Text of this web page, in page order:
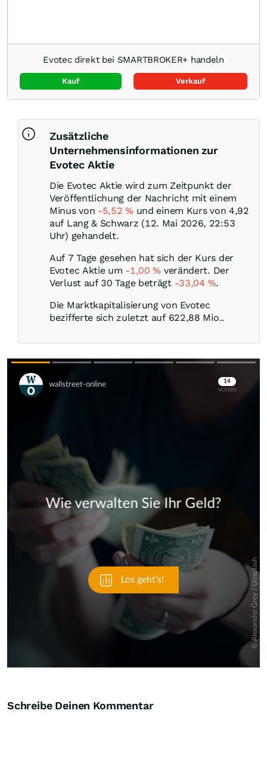
Evotec direkt bei SMARTBROKER+ handeln
Kauf Verkauf
Zusätzliche
Unternehmensinformationen zur
Evotec Aktie
Die Evotec Aktie wird zum Zeitpunkt der
Veröffentlichung der Nachricht mit einem
Minus von -5,52% und einem Kurs von 4,92
auf Lang & Schwarz (12. Mai 2026, 22:53
Uhr) gehandelt.
Auf 7 Tage gesehen hat sich der Kurs der
Evotec Aktie um -1,00% verändert. Der
Verlust auf 30 Tage beträgt -33,04 %.
Die Marktkapitalisierung von Evotec
bezifferte sich zuletzt auf 622,88 Mio..
Skip
Schreibe Deinen Kommentar